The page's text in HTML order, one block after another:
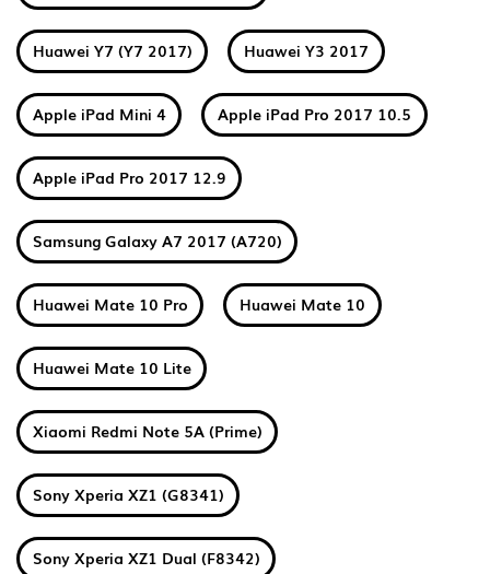
Huawei Y7 (Y7 2017) Huawei Y3 2017
Apple iPad Mini 4 Apple iPad Pro 2017 10.5
Apple iPad Pro 2017 12.9
Samsung Galaxy A7 2017 (A720)
Huawei Mate 10 Pro Huawei Mate 10
Huawei Mate 10 Lite
Xiaomi Redmi Note 5A (Prime)
Sony Xperia XZ1 (G8341)
Sony Xperia XZ1 Dual (F8342)